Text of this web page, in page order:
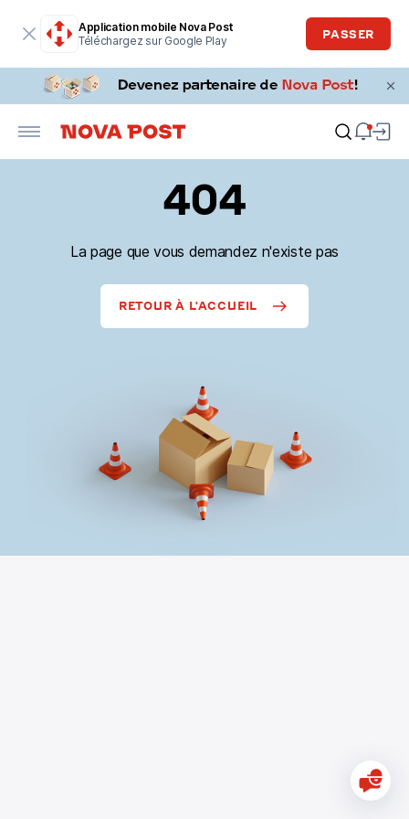
Application mobile Nova Post
Téléchargez sur Google Play
PASSER
404
La page que vous demandez n'existe pas
RETOUR À L'ACCUEIL